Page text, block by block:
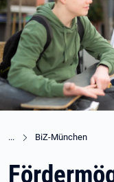
BiZ-München